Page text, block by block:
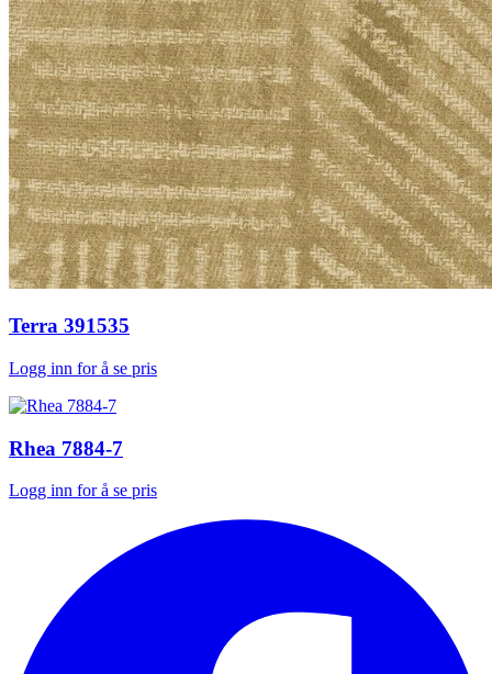
Terra 391535
Logg inn for å se pris
Rhea 7884-7
Logg inn for å se pris